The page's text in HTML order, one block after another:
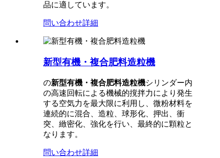
品に適しています。
問い合わせ詳細
新型有機・複合肥料造粒機
の新型有機・複合肥料造粒機シリンダー内
の高速回転による機械的撹拌力により発生
する空気力を最大限に利用し、微粉材料を
連続的に混合、造粒、球形化、押出、衝
突、緻密化、強化を行い、最終的に顆粒と
なります。
問い合わせ詳細